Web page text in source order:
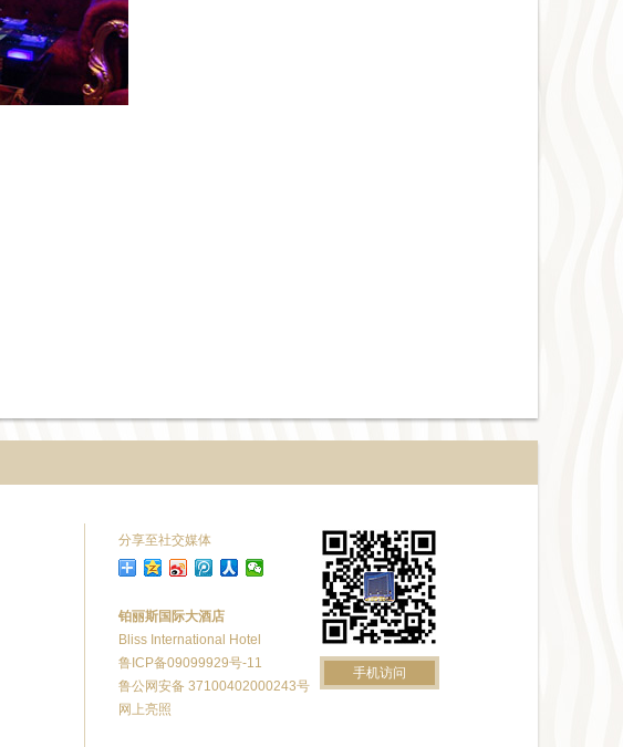
分享至社交媒体
铂丽斯国际大酒店
Bliss International Hotel
鲁ICP备09099929号-11
鲁公网安备 37100402000243号
网上亮照
手机访问